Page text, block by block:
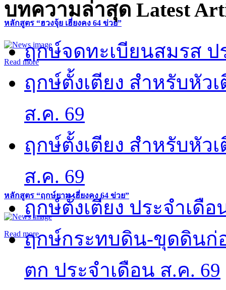
หลักสูตร “ฮวงจุ้ย เฮี่ยงคง 64 ข่วย”
Read more
หลักสูตร “ฤกษ์ยาม เฮี่ยงคง 64 ข่วย”
Read more
บทความล่าสุด Latest
ฤกษ์จดทะเบียนสมรส ป
ฤกษ์ตั้งเตียง สำหรับหัว
ส.ค. 69
ฤกษ์ตั้งเตียง สำหรับหัว
ส.ค. 69
ฤกษ์ตั้งเตียง ประจำเดือ
ฤกษ์กระทบดิน-ขุดดินก่
ตก ประจำเดือน ส.ค. 69